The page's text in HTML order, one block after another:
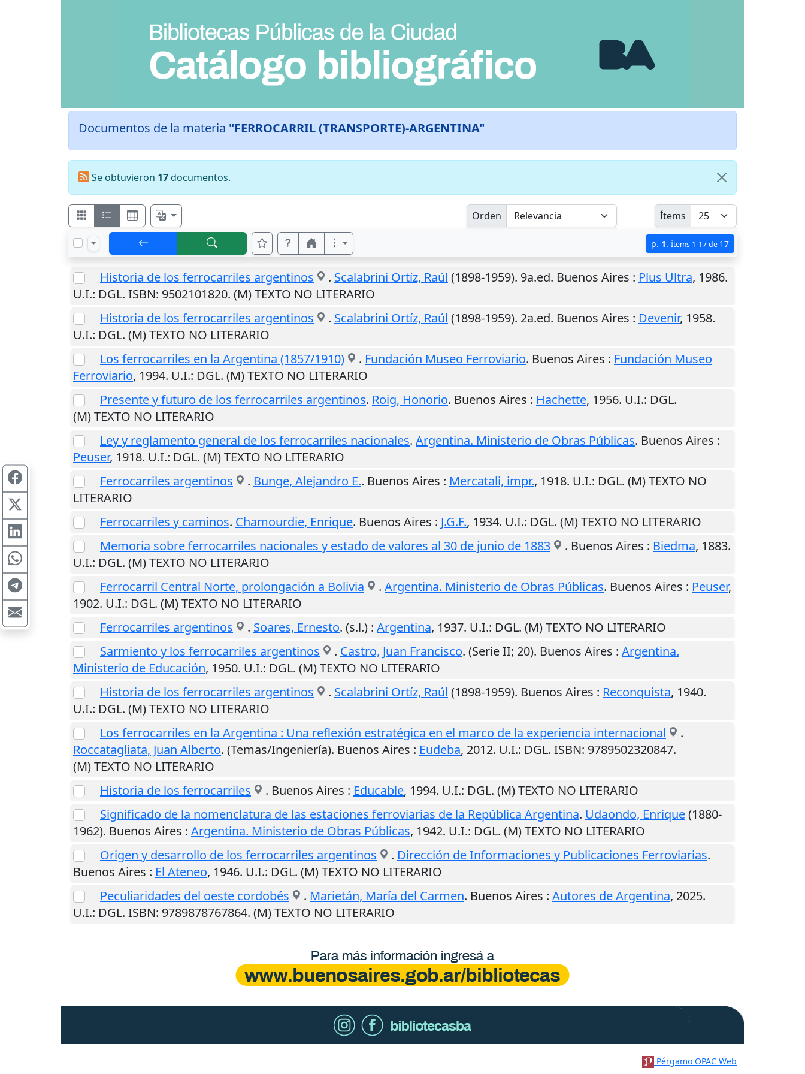
Documentos de la materia "FERROCARRIL (TRANSPORTE)-ARGENTINA"
Se obtuvieron 17documentos.
Orden Ítems
p. 1. Ítems 1-17 de 17
Historia de los ferrocarriles argentinos . Scalabrini Ortíz, Raúl (1898-1959). 9a.ed. Buenos Aires : Plus Ultra, 1986.
U.I.: DGL. ISBN: 9502101820. (M) TEXTO NO LITERARIO
Historia de los ferrocarriles argentinos
. Scalabrini Ortíz, Raúl (1898-1959). 2a.ed. Buenos Aires : Devenir, 1958.
U.I.: DGL. (M) TEXTO NO LITERARIO
Los ferrocarriles en la Argentina (1857/1910)
. Fundación Museo Ferroviario. Buenos Aires : Fundación Museo
Ferroviario, 1994. U.I.: DGL. (M) TEXTO NO LITERARIO
Presente y futuro de los ferrocarriles argentinos. Roig, Honorio. Buenos Aires : Hachette, 1956. U.I.: DGL.
(M) TEXTO NO LITERARIO
Ley y reglamento general de los ferrocarriles nacionales. Argentina. Ministerio de Obras Públicas. Buenos Aires :
Peuser, 1918. U.I.: DGL. (M) TEXTO NO LITERARIO
Ferrocarriles argentinos
. Bunge, Alejandro E.. Buenos Aires : Mercatali, impr., 1918. U.I.: DGL. (M) TEXTO NO
LITERARIO
Ferrocarriles y caminos. Chamourdie, Enrique. Buenos Aires : J.G.F., 1934. U.I.: DGL. (M) TEXTO NO LITERARIO
Memoria sobre ferrocarriles nacionales y estado de valores al 30 de junio de 1883
. Buenos Aires : Biedma, 1883.
U.I.: DGL. (M) TEXTO NO LITERARIO
Ferrocarril Central Norte, prolongación a Bolivia
. Argentina. Ministerio de Obras Públicas. Buenos Aires : Peuser,
1902. U.I.: DGL. (M) TEXTO NO LITERARIO
Ferrocarriles argentinos
. Soares, Ernesto. (s.l.) : Argentina, 1937. U.I.: DGL. (M) TEXTO NO LITERARIO
Sarmiento y los ferrocarriles argentinos
. Castro, Juan Francisco. (Serie II; 20). Buenos Aires : Argentina.
Ministerio de Educación, 1950. U.I.: DGL. (M) TEXTO NO LITERARIO
Historia de los ferrocarriles argentinos
. Scalabrini Ortíz, Raúl (1898-1959). Buenos Aires : Reconquista, 1940.
U.I.: DGL. (M) TEXTO NO LITERARIO
Los ferrocarriles en la Argentina : Una reflexión estratégica en el marco de la experiencia internacional
.
Roccatagliata, Juan Alberto. (Temas/Ingeniería). Buenos Aires : Eudeba, 2012. U.I.: DGL. ISBN: 9789502320847.
(M) TEXTO NO LITERARIO
Historia de los ferrocarriles
. Buenos Aires : Educable, 1994. U.I.: DGL. (M) TEXTO NO LITERARIO
Significado de la nomenclatura de las estaciones ferroviarias de la República Argentina. Udaondo, Enrique(1880-
1962). Buenos Aires : Argentina. Ministerio de Obras Públicas, 1942. U.I.: DGL. (M) TEXTO NO LITERARIO
Origen y desarrollo de los ferrocarriles argentinos
. Dirección de Informaciones y Publicaciones Ferroviarias.
Buenos Aires : El Ateneo, 1946. U.I.: DGL. (M) TEXTO NO LITERARIO
Peculiaridades del oeste cordobés
. Marietán, María del Carmen. Buenos Aires : Autores de Argentina, 2025.
U.I.: DGL. ISBN: 9789878767864. (M) TEXTO NO LITERARIO
Pérgamo OPAC Web